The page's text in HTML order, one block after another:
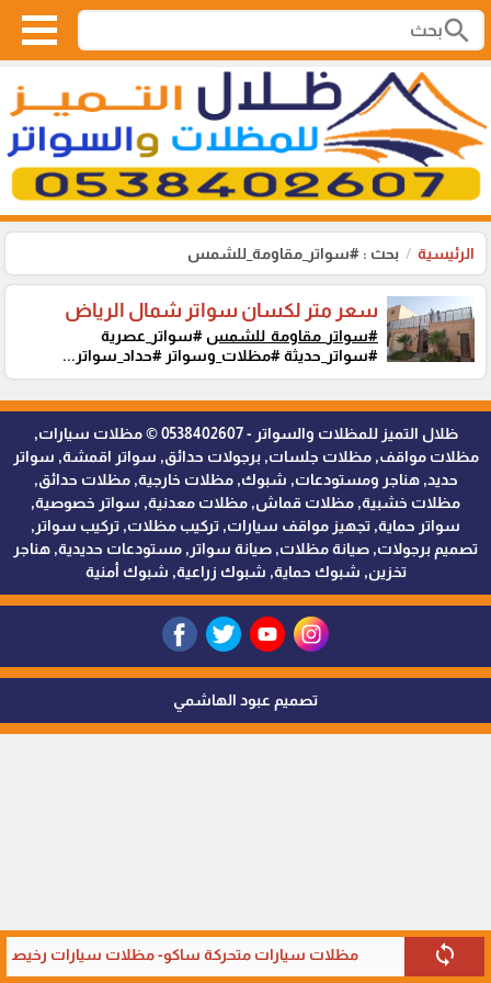
search
الرئيسية بحث : #سواتر_مقاومة_للشمس
sync مظلات سيارات متحركة ساكو- مظلات سيارات رخيصة
سعر متر لكسان سواتر شمال الرياض
#سواتر_مقاومة_للشمس #سواتر_عصرية
#سواتر_حديثة #مظلات_وسواتر #حداد_سواتر...
ظلال التميز للمظلات والسواتر - 0538402607 © مظلات سيارات,
مظلات مواقف, مظلات جلسات, برجولات حدائق, سواتر اقمشة, سواتر
حديد, هناجر ومستودعات, شبوك, مظلات خارجية, مظلات حدائق,
مظلات خشبية, مظلات قماش, مظلات معدنية, سواتر خصوصية,
سواتر حماية, تجهيز مواقف سيارات, تركيب مظلات, تركيب سواتر,
تصميم برجولات, صيانة مظلات, صيانة سواتر, مستودعات حديدية, هناجر
تخزين, شبوك حماية, شبوك زراعية, شبوك أمنية
تصميم عبود الهاشمي